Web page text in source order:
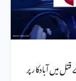
میں آبادکار پر